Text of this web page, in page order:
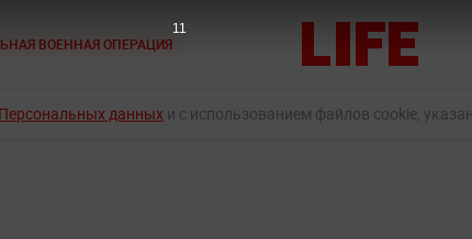
ВОЕННАЯ ОПЕРАЦИЯ
данных и с использованием файлов cookie,
10